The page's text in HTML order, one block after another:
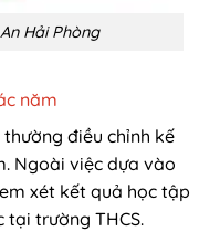
Hải Phòng
năm
điều chỉnh kế
Ngoài việc dựa vào
xét kết quả học tập
trường THCS.